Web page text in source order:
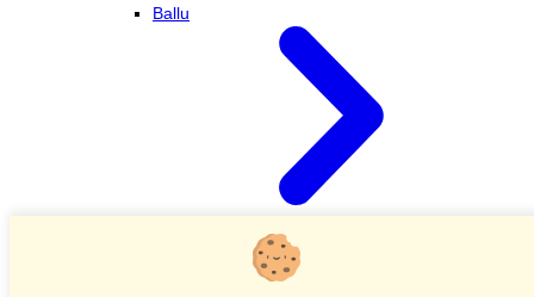
Ballu
Наружные блоки